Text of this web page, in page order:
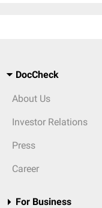
DocCheck
About Us
Investor Relations
Press
Career
For Business